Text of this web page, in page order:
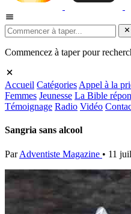
Commencez à taper pour
Accueil Catégories Appel à la
Femmes Jeunesse La Bible
Témoignage Radio Vidéo
Sangria sans alcool
Par Adventiste Magazine • 11